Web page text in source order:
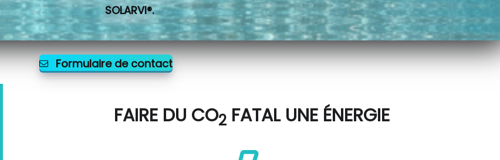
SOLARVI®.
Formulaire de contact
FAIRE DU CO2FATAL UNE ÉNERGIE